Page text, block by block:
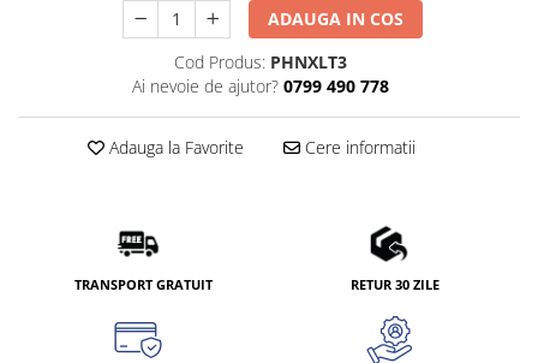
ADAUGA IN COS
Cod Produs: PHNXLT3
Ai nevoie de ajutor? 0799 490 778
Adauga la Favorite Cere informatii
TRANSPORT GRATUIT RETUR 30 ZILE